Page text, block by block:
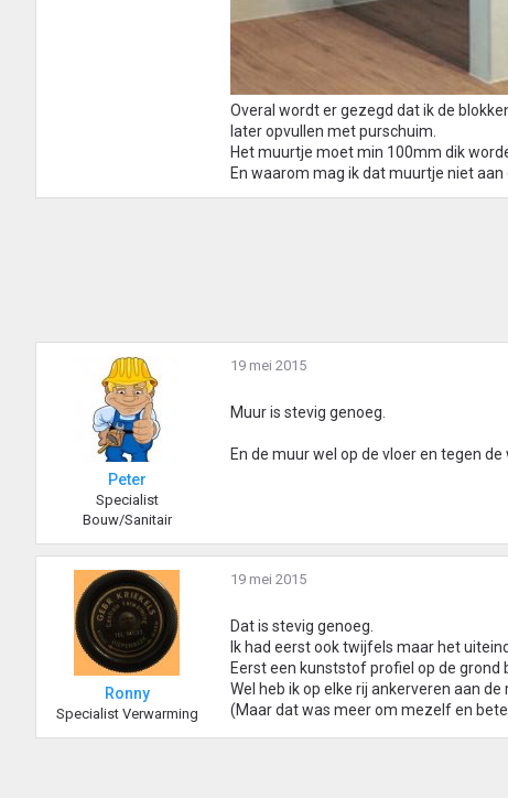
Overal wordt er gezegd dat ik de
later opvullen met purschuim.
Het muurtje moet min 100mm dik
En waarom mag ik dat muurtje niet
Peter
Specialist
Bouw/Sanitair
19 mei 2015
Muur is stevig genoeg.
En de muur wel op de vloer en tegen
Ronny
Specialist Verwarming
19 mei 2015
Dat is stevig genoeg.
Ik had eerst ook twijfels maar het
Eerst een kunststof profiel op de grond
Wel heb ik op elke rij ankerveren aan
(Maar dat was meer om mezelf en